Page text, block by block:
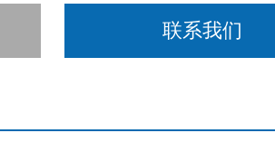
联系我们